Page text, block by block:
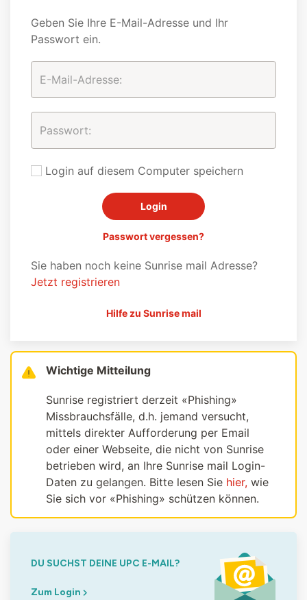
Geben Sie Ihre E-Mail-Adresse und Ihr
Passwort ein.
Login auf diesem Computer speichern
Passwort vergessen?
Sie haben noch keine Sunrise mail Adresse?
Jetzt registrieren
Hilfe zu Sunrise mail
Wichtige Mitteilung
Sunrise registriert derzeit «Phishing»
Missbrauchsfälle, d.h. jemand versucht,
mittels direkter Aufforderung per Email
oder einer Webseite, die nicht von Sunrise
betrieben wird, an Ihre Sunrise mail Login-
Daten zu gelangen. Bitte lesen Sie hier, wie
Sie sich vor «Phishing» schützen können.
DU SUCHST DEINE UPC E-MAIL?
Zum Login